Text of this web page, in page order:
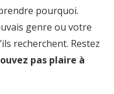
pourquoi.
genre ou votre
recherchent. Restez
pas plaire à